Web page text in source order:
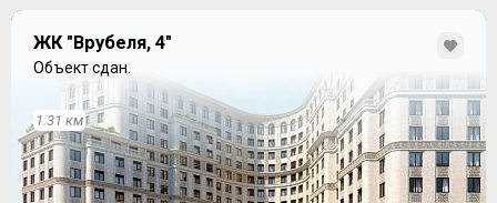
ЖК "Врубеля, 4"
Объект сдан.
1.31 км